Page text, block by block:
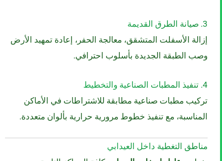
3. صيانة الطرق القديمة
إزالة الأسفلت المتشقق، معالجة الحفر، إعادة تمهيد الأرض
وصب الطبقة الجديدة بأسلوب احترافي.
4. تنفيذ المطبات الصناعية والتخطيط
تركيب مطبات صناعية مطابقة للاشتراطات في الأماكن
المناسبة، مع تنفيذ خطوط مرورية حرارية بألوان متعددة.
مناطق التغطية داخل العيدابي